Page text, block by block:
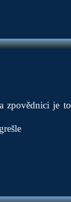
zpovědnici je to